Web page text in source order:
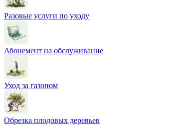
Разовые услуги по уходу
Абонемент на обслуживание
Уход за газоном
Обрезка плодовых деревьев